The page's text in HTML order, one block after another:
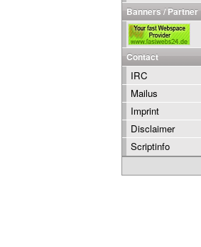
Banners / Partner
Contact
IRC
Mailus
Imprint
Disclaimer
Scriptinfo